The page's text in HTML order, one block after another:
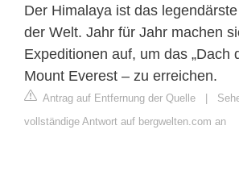
Der Himalaya ist das
der Welt. Jahr für Jahr machen
Expeditionen auf, um das „Dach
Mount Everest – zu erreichen.
Antrag auf Entfernung der Quelle |
vollständige Antwort auf bergwelten.com an